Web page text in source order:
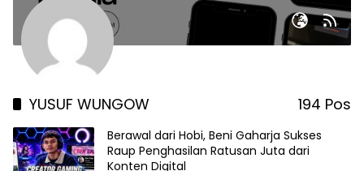
YUSUF WUNGOW 194 Pos
Berawal dari Hobi, Beni Gaharja Sukses
Raup Penghasilan Ratusan Juta dari
Konten Digital